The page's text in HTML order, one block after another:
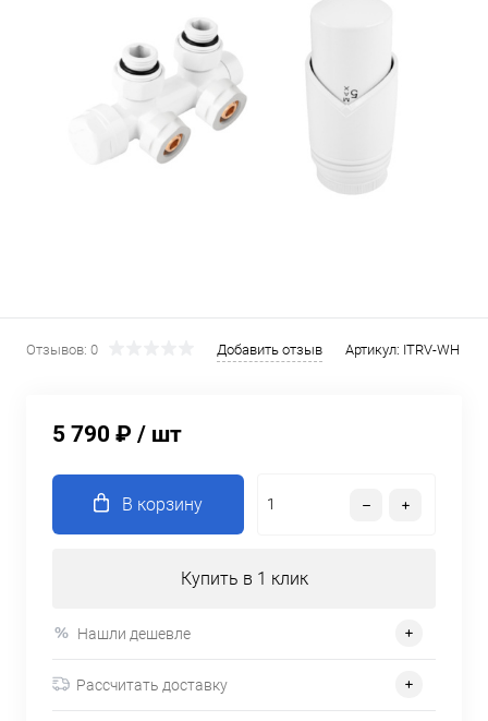
Отзывов: 0 Добавить отзыв Артикул: ITRV-WH
5 790 ₽ / шт
В корзину
Купить в 1 клик
Нашли дешевле
Рассчитать доставку